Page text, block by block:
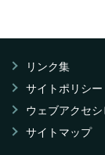
リンク集
サイトポリシー
ウェブアクセ
サイトマップ